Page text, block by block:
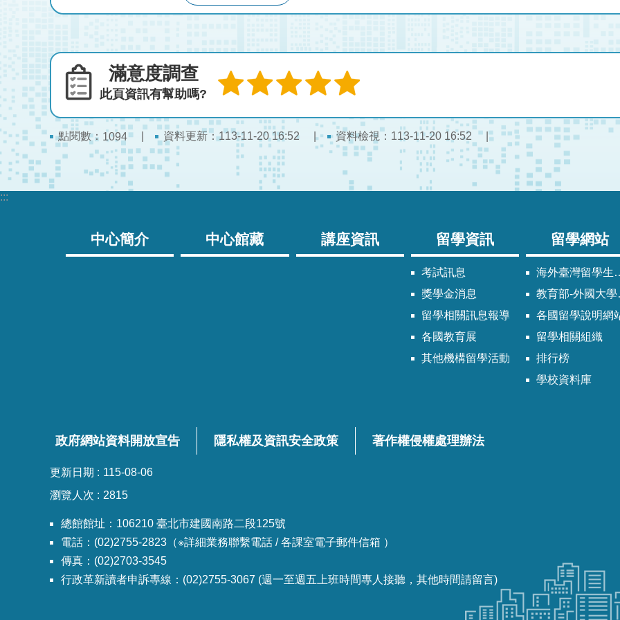
滿意度調查
此頁資訊有幫助嗎?
點閱數： 1094 資料更新：113-11-20 16:52 資料檢視： 113-11-20 16:52
:::
中心簡介 中心館藏 講座資訊 留學資訊
考試訊息
獎學金消息
留學相關訊息報導
各國教育展
其他機構留學活動
留學網站
海外臺灣留學生同學會
教育部-外國大學校院參考名冊專區
各國留學說明網
留學相關組織
排行榜
學校資料庫
政府網站資料開放宣告 隱私權及資訊安全政策 著作權侵權處理辦法
更新日期
115-08-06
瀏覽人次
2815
總館館址：106210 臺北市建國南路二段125號
電話：(02)2755-2823（※詳細業務聯繫電話 / 各課室電子郵件信箱 ）
傳真：(02)2703-3545
行政革新讀者申訴專線：(02)2755-3067 (週一至週五上班時間專人接聽，其他時間請留言)